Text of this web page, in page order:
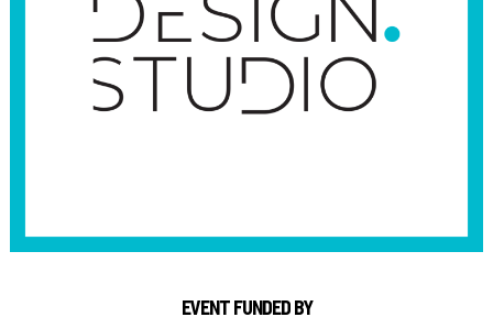
EVENT FUNDED BY